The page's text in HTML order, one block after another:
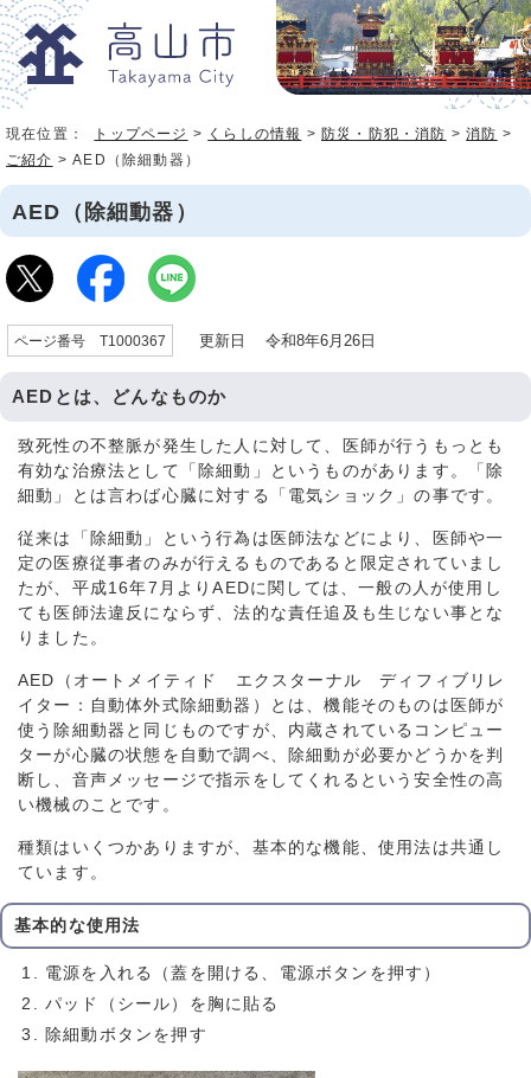
現在位置： トップページ > くらしの情報 > 防災・防犯・消防 >消防 >
ご紹介 > AED（除細動器）
AED（除細動器）
ページ番号 T1000367 更新日 令和8年6月26日
AEDとは、どんなものか
致死性の不整脈が発生した人に対して、医師が行うもっとも
有効な治療法として「除細動」というものがあります。「除
細動」とは言わば心臓に対する「電気ショック」の事です。
従来は「除細動」という行為は医師法などにより、医師や一
定の医療従事者のみが行えるものであると限定されていまし
たが、平成16年7月よりAEDに関しては、一般の人が使用し
ても医師法違反にならず、法的な責任追及も生じない事とな
りました。
AED（オートメイティド エクスターナル ディフィブリレ
イター：自動体外式除細動器）とは、機能そのものは医師が
使う除細動器と同じものですが、内蔵されているコンピュー
ターが心臓の状態を自動で調べ、除細動が必要かどうかを判
断し、音声メッセージで指示をしてくれるという安全性の高
い機械のことです。
種類はいくつかありますが、基本的な機能、使用法は共通し
ています。
基本的な使用法
電源を入れる（蓋を開ける、電源ボタンを押す）
パッド（シール）を胸に貼る
除細動ボタンを押す